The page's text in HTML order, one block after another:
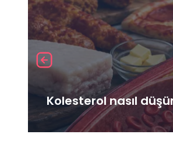
Kolesterol nasıl